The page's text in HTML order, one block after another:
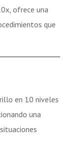
ofrece una
que
en 10 niveles
una